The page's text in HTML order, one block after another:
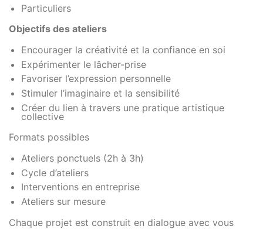
Particuliers
Objectifs des ateliers
Encourager la créativité et la confiance en soi
Expérimenter le lâcher-prise
Favoriser l’expression personnelle
Stimuler l’imaginaire et la sensibilité
Créer du lien à travers une pratique artistique
collective
Formats possibles
Ateliers ponctuels (2h à 3h)
Cycle d’ateliers
Interventions en entreprise
Ateliers sur mesure
Chaque projet est construit en dialogue avec vous